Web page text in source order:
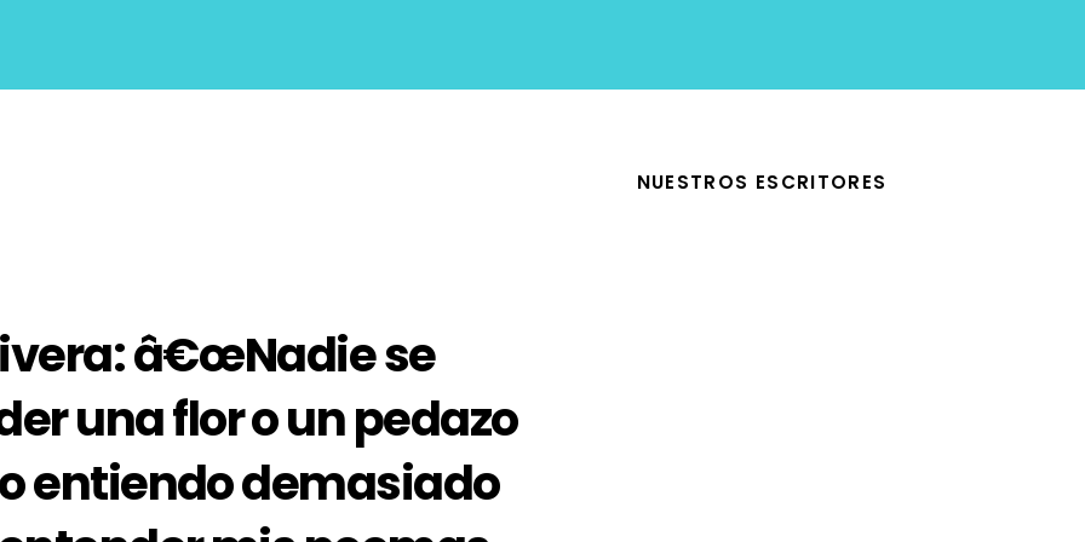
â€œNadie se
una flor o un pedazo
entiendo demasiado
NUESTROS ESCRITORES